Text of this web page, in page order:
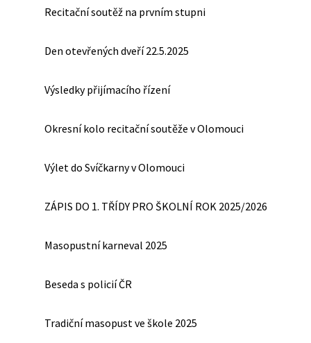
Recitační soutěž na prvním stupni
Den otevřených dveří 22.5.2025
Výsledky přijímacího řízení
Okresní kolo recitační soutěže v Olomouci
Výlet do Svíčkarny v Olomouci
ZÁPIS DO 1. TŘÍDY PRO ŠKOLNÍ ROK 2025/2026
Masopustní karneval 2025
Beseda s policií ČR
Tradiční masopust ve škole 2025